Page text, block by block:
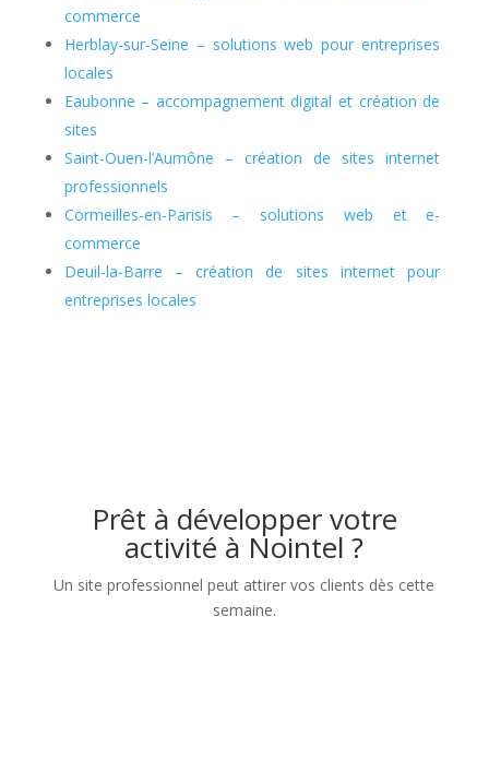
commerce
Herblay-sur-Seine – solutions web pour entreprises
locales
Eaubonne – accompagnement digital et création de
sites
Saint-Ouen-l’Aumône – création de sites internet
professionnels
Cormeilles-en-Parisis – solutions web et e-
commerce
Deuil-la-Barre – création de sites internet pour
entreprises locales
Prêt à développer votre
activité à Nointel ?
Un site professionnel peut attirer vos clients dès cette
semaine.